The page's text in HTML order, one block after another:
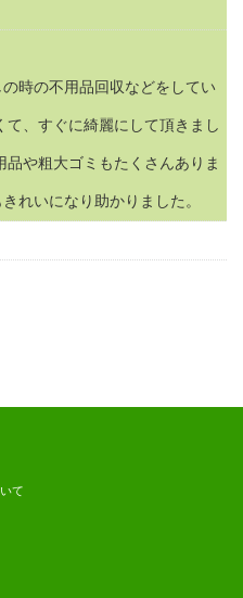
時の不用品回収などをしてい
、すぐに綺麗にして頂きまし
や粗大ゴミもたくさんありま
れいになり助かりました。
て